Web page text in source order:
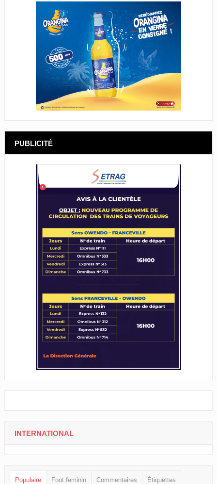
PUBLICITÉ
INTERNATIONAL
Populaire Foot feminin Commentaires Étiquettes